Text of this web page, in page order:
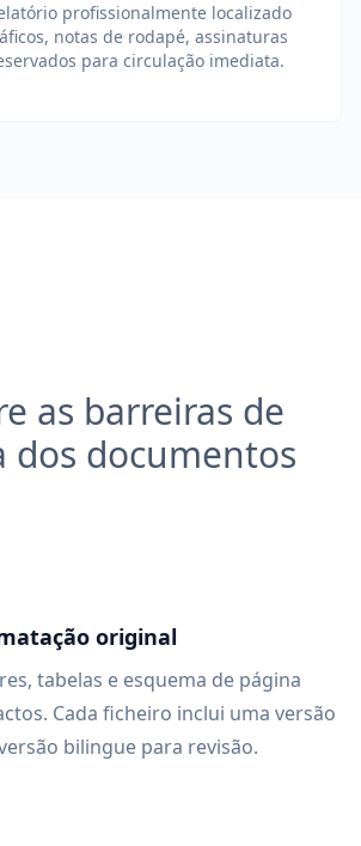
profissionalmente localizado
notas de rodapé, assinaturas
para circulação imediata.
as barreiras de
dos documentos
original
tabelas e esquema de página
Cada ficheiro inclui uma versão
bilingue para revisão.